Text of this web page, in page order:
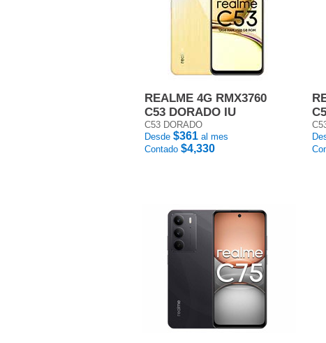
REALME 4G RMX3760
C53 DORADO IU
C53 DORADO
Desde $361 al mes
Contado $4,330